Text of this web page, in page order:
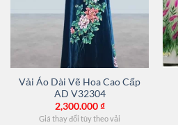
Vải Áo Dài Vẽ Hoa Cao Cấp
AD V32304
2,300.000₫
Giá thay đổi tùy theo vải